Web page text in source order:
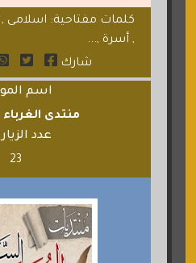
كلمات مفتاحية: اسلامى ,
, أسرة ,...
شارك
اسم
منتدى
عدد
23